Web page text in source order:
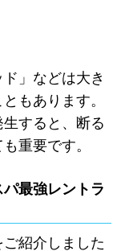
」などは大き
もあります。
すると、断る
重要です。
最強レントラ
紹介しました